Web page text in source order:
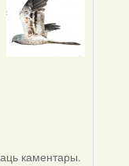
каментары.